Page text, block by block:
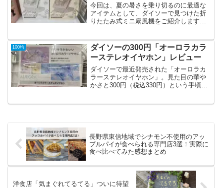
今回は、夏の暑さを乗り切るのに最適な
アイテムとして、ダイソーで見つけた折
りたたみ式ミニ扇風機をご紹介します。
驚きです。正直、この価格でこの機能を
実現するとは、さす...
100均
ダイソーの300円「オーロラカラ
ーステレオイヤホン」レビュー
ダイソーで最近発売された「オーロラカ
ラーステレオイヤホン」。見た目の華や
かさと300円（税込330円）という手頃な
長野県東信地域でシナモン不使用のアッ
プルパイが食べられる専門店3選！実際に
食べ比べてみた感想まとめ
洋食店「気まぐれてるてる」ついに待望